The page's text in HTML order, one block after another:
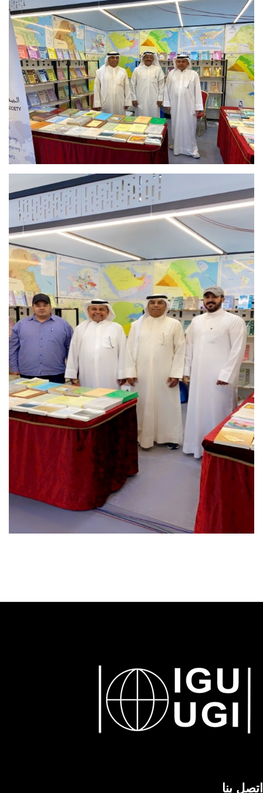
اتصل بنا